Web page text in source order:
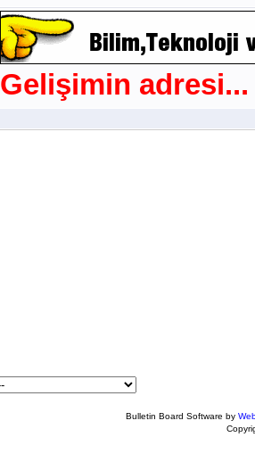
Gelişimin adresi...
Bulletin Board Software by